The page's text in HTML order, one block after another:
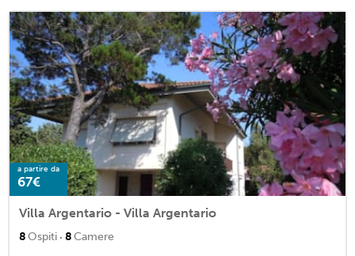
a partire da
67€
Villa Argentario - Villa Argentario
8Ospiti · 8Camere